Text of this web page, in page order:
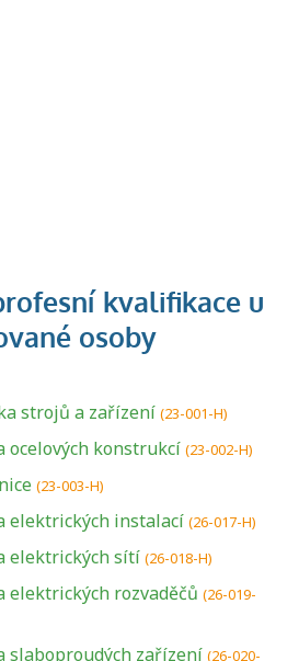
strojů a zařízení (23-001-H)
konstrukcí (23-002-H)
(23-003-H)
elektrických instalací (26-017-H)
elektrických sítí (26-018-H)
rozvaděčů (26-019-
slaboproudých zařízení (26-020-